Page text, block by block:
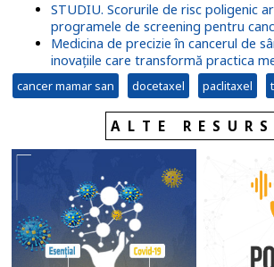
STUDIU. Scorurile de risc poligenic
programele de screening pentru
Medicina de precizie în cancerul de
inovațiile care transformă practica
cancer mamar san docetaxel paclitaxel
ALTE